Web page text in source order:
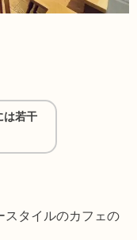
は若干
スタイルのカフェの